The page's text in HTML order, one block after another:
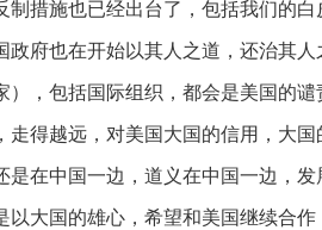
施也已经出台了，包括我们的白
政府也在开始以其人之道，还治其
），包括国际组织，都会是美国的
走得越远，对美国大国的信用，大
是在中国一边，道义在中国一边，
国的雄心，希望和美国继续合作